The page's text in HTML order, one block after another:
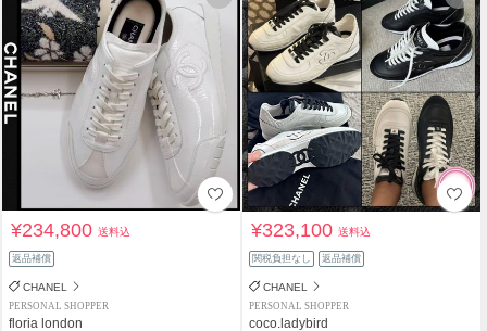
¥234,800送料込
返品補償
CHANEL
PERSONAL SHOPPER
floria london
¥323,100送料込
関税負担なし 返品補償
CHANEL
PERSONAL SHOPPER
coco.ladybird